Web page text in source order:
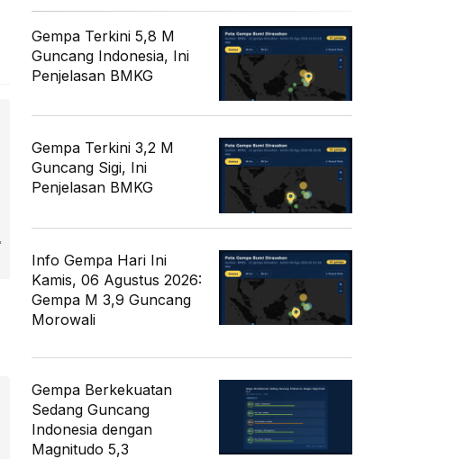
Gempa Terkini 5,8 M
Guncang Indonesia, Ini
Penjelasan BMKG
Gempa Terkini 3,2 M
Guncang Sigi, Ini
Penjelasan BMKG
Info Gempa Hari Ini
Kamis, 06 Agustus 2026:
Gempa M 3,9 Guncang
Morowali
Gempa Berkekuatan
Sedang Guncang
Indonesia dengan
Magnitudo 5,3